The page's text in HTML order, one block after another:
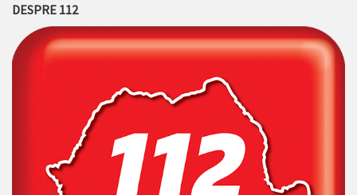
DESPRE 112